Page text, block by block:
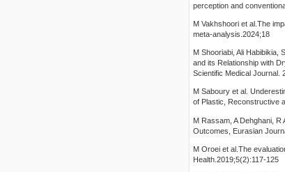
perception and
M Vakhshoori et al.The
meta-analysis.2024;18
M Shooriabi, Ali Habibikia,
and its Relationship with
Scientific Medical Journal.
M Saboury et al.
of Plastic, Reconstructive
M Rassam, A Dehghani,
Outcomes, Eurasian
M Oroei et al.The
Health.2019;5(2):117-125